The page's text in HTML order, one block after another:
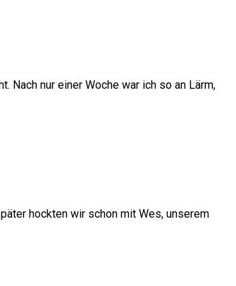
Nach nur einer Woche war ich so an Lärm,
hockten wir schon mit Wes, unserem